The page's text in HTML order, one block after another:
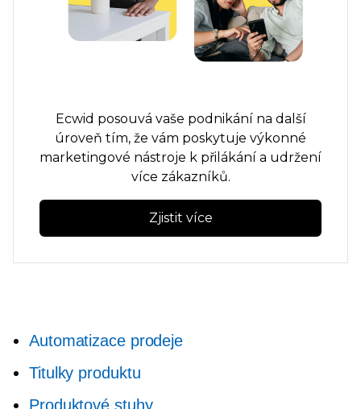
Ecwid posouvá vaše podnikání na další
úroveň tím, že vám poskytuje výkonné
marketingové nástroje k přilákání a udržení
více zákazníků.
Zjistit více
Automatizace prodeje
Titulky produktu
Produktové stuhy